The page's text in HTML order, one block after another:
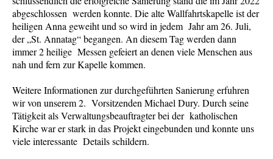
abgeschlossen werden konnte. Die alte Wallfahrtskapelle ist der
heiligen Anna geweiht und so wird in jedem Jahr am 26. Juli,
der „St. Annatag“ begangen. An diesem Tag werden dann
immer 2 heilige Messen gefeiert an denen viele Menschen aus
nah und fern zur Kapelle kommen.
Weitere Informationen zur durchgeführten Sanierung erfuhren
wir von unserem 2. Vorsitzenden Michael Dury. Durch seine
Tätigkeit als Verwaltungsbeauftragter bei der katholischen
Kirche war er stark in das Projekt eingebunden und konnte uns
viele interessante Details schildern.